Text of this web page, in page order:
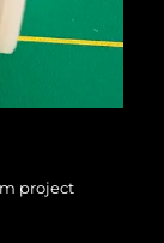
project